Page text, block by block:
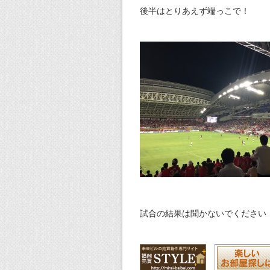
後半はとりあえず端っこで！
試合の結果は聞かないでください